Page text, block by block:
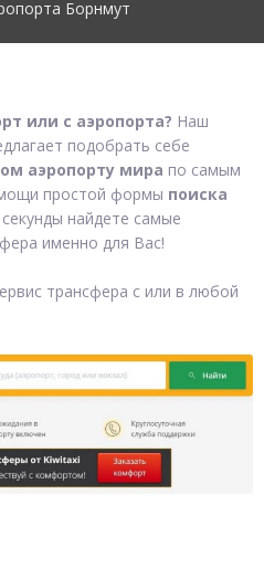
Борнмут
или с аэропорта? Наш
подобрать себе
аэропорту мира по самым
простой формы поиска
найдете самые
именно для Вас!
трансфера с или в любой